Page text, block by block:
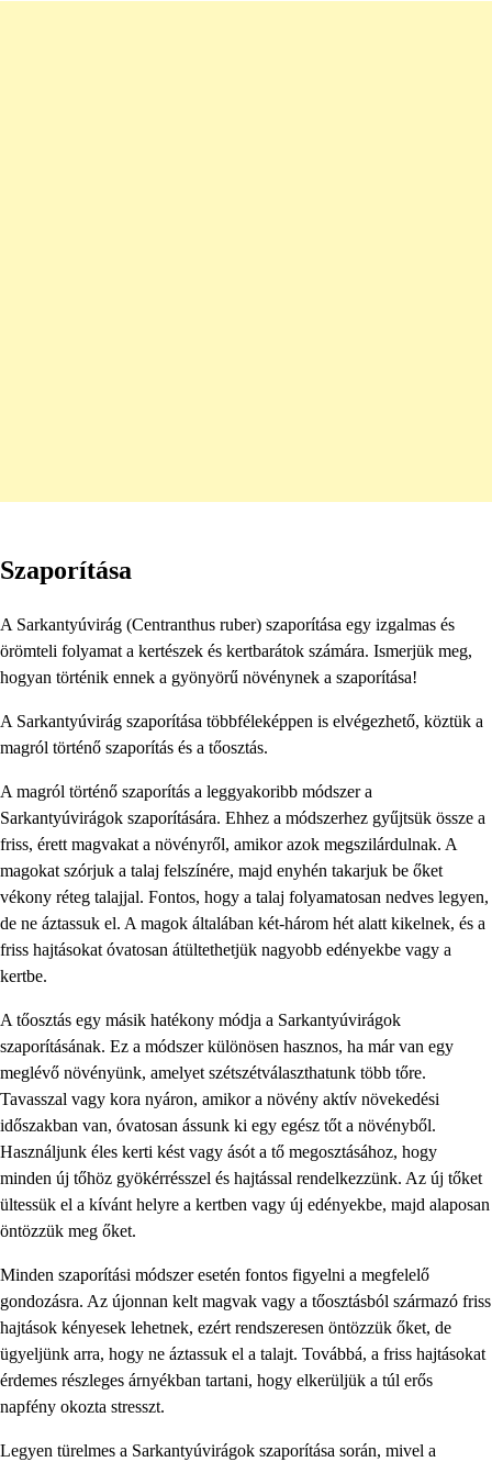
Szaporítása
A Sarkantyúvirág (Centranthus ruber) szaporítása egy izgalmas és
örömteli folyamat a kertészek és kertbarátok számára. Ismerjük meg,
hogyan történik ennek a gyönyörű növénynek a szaporítása!
A Sarkantyúvirág szaporítása többféleképpen is elvégezhető, köztük a
magról történő szaporítás és a tőosztás.
A magról történő szaporítás a leggyakoribb módszer a
Sarkantyúvirágok szaporítására. Ehhez a módszerhez gyűjtsük össze a
friss, érett magvakat a növényről, amikor azok megszilárdulnak. A
magokat szórjuk a talaj felszínére, majd enyhén takarjuk be őket
vékony réteg talajjal. Fontos, hogy a talaj folyamatosan nedves legyen,
de ne áztassuk el. A magok általában két-három hét alatt kikelnek, és a
friss hajtásokat óvatosan átültethetjük nagyobb edényekbe vagy a
kertbe.
A tőosztás egy másik hatékony módja a Sarkantyúvirágok
szaporításának. Ez a módszer különösen hasznos, ha már van egy
meglévő növényünk, amelyet szétszétválaszthatunk több tőre.
Tavasszal vagy kora nyáron, amikor a növény aktív növekedési
időszakban van, óvatosan ássunk ki egy egész tőt a növényből.
Használjunk éles kerti kést vagy ásót a tő megosztásához, hogy
minden új tőhöz gyökérrésszel és hajtással rendelkezzünk. Az új tőket
ültessük el a kívánt helyre a kertben vagy új edényekbe, majd alaposan
öntözzük meg őket.
Minden szaporítási módszer esetén fontos figyelni a megfelelő
gondozásra. Az újonnan kelt magvak vagy a tőosztásból származó friss
hajtások kényesek lehetnek, ezért rendszeresen öntözzük őket, de
ügyeljünk arra, hogy ne áztassuk el a talajt. Továbbá, a friss hajtásokat
érdemes részleges árnyékban tartani, hogy elkerüljük a túl erős
napfény okozta stresszt.
Legyen türelmes a Sarkantyúvirágok szaporítása során, mivel a